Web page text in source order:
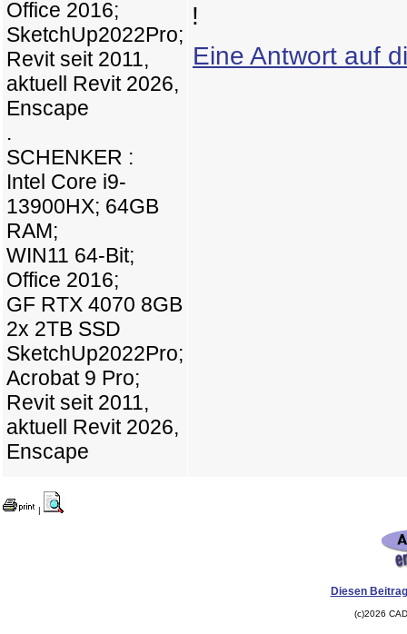
Office 2016;
SketchUp2022Pro;
Revit seit 2011,
aktuell Revit 2026,
Enscape
.
SCHENKER :
Intel Core i9-
13900HX; 64GB
RAM;
WIN11 64-Bit;
Office 2016;
GF RTX 4070 8GB
2x 2TB SSD
SketchUp2022Pro;
Acrobat 9 Pro;
Revit seit 2011,
aktuell Revit 2026,
Enscape
!
Eine Antwort auf
|
Diesen
(c)2026